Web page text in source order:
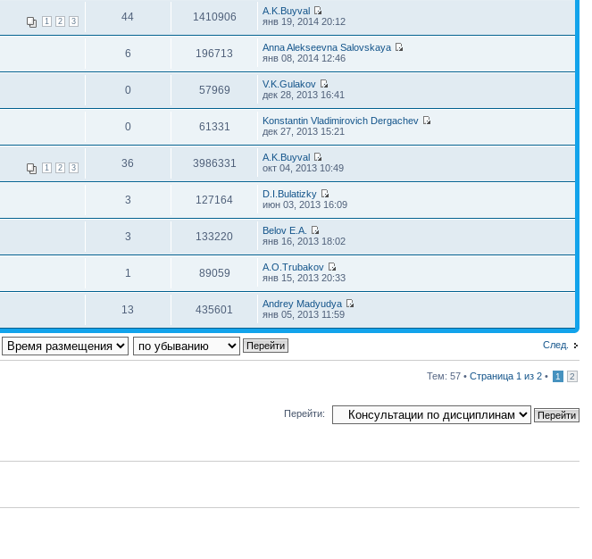
1 2 3 44 1410906
A.K.Buyval
янв 19, 2014 20:12
6 196713
Anna Alekseevna Salovskaya
янв 08, 2014 12:46
0 57969
V.K.Gulakov
дек 28, 2013 16:41
0 61331
Konstantin Vladimirovich Dergachev
дек 27, 2013 15:21
1 2 3 36 3986331
A.K.Buyval
окт 04, 2013 10:49
3 127164
D.I.Bulatizky
июн 03, 2013 16:09
3 133220
Belov E.A.
янв 16, 2013 18:02
1 89059
A.O.Trubakov
янв 15, 2013 20:33
13 435601
Andrey Madyudya
янв 05, 2013 11:59
След.
Тем: 57 • Страница 1 из 2 • 1 2
Перейти: